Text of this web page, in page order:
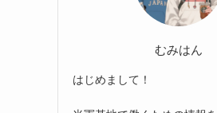
むみはん
はじめまして！